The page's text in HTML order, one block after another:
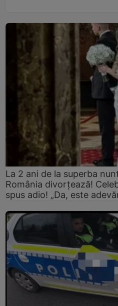
La 2 ani de la superba
România divorțează!
spus adio! „Da, este